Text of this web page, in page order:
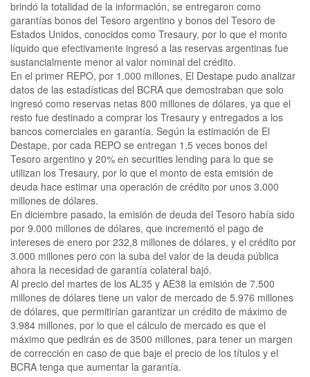
brindó la totalidad de la información, se entregaron como
garantías bonos del Tesoro argentino y bonos del Tesoro de
Estados Unidos, conocidos como Tresaury, por lo que el monto
líquido que efectivamente ingresó a las reservas argentinas fue
sustancialmente menor al valor nominal del crédito.
En el primer REPO, por 1.000 millones, El Destape pudo analizar
datos de las estadísticas del BCRA que demostraban que solo
ingresó como reservas netas 800 millones de dólares, ya que el
resto fue destinado a comprar los Tresaury y entregados a los
bancos comerciales en garantía. Según la estimación de El
Destape, por cada REPO se entregan 1,5 veces bonos del
Tesoro argentino y 20% en securities lending para lo que se
utilizan los Tresaury, por lo que el monto de esta emisión de
deuda hace estimar una operación de crédito por unos 3.000
millones de dólares.
En diciembre pasado, la emisión de deuda del Tesoro había sido
por 9.000 millones de dólares, que incrementó el pago de
intereses de enero por 232,8 millones de dólares, y el crédito por
3.000 millones pero con la suba del valor de la deuda pública
ahora la necesidad de garantía colateral bajó.
Al precio del martes de los AL35 y AE38 la emisión de 7.500
millones de dólares tiene un valor de mercado de 5.976 millones
de dólares, que permitirían garantizar un crédito de máximo de
3.984 millones, por lo que el cálculo de mercado es que el
máximo que pedirán es de 3500 millones, para tener un margen
de corrección en caso de que baje el precio de los títulos y el
BCRA tenga que aumentar la garantía.